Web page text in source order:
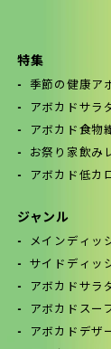
特集
季節の健康ア
アボカドサラ
アボカド食物
お祭り家飲み
アボカド低カ
ジャンル
メインディッ
サイドディッ
アボカドサラ
アボカドスー
アボカドデザ